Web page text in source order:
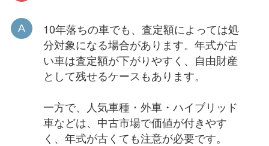
10年落ちの車でも、査定額によっては処
分対象になる場合があります。年式が古
い車は査定額が下がりやすく、自由財産
として残せるケースもあります。
一方で、人気車種・外車・ハイブリッド
車などは、中古市場で価値が付きやす
く、年式が古くても注意が必要です。